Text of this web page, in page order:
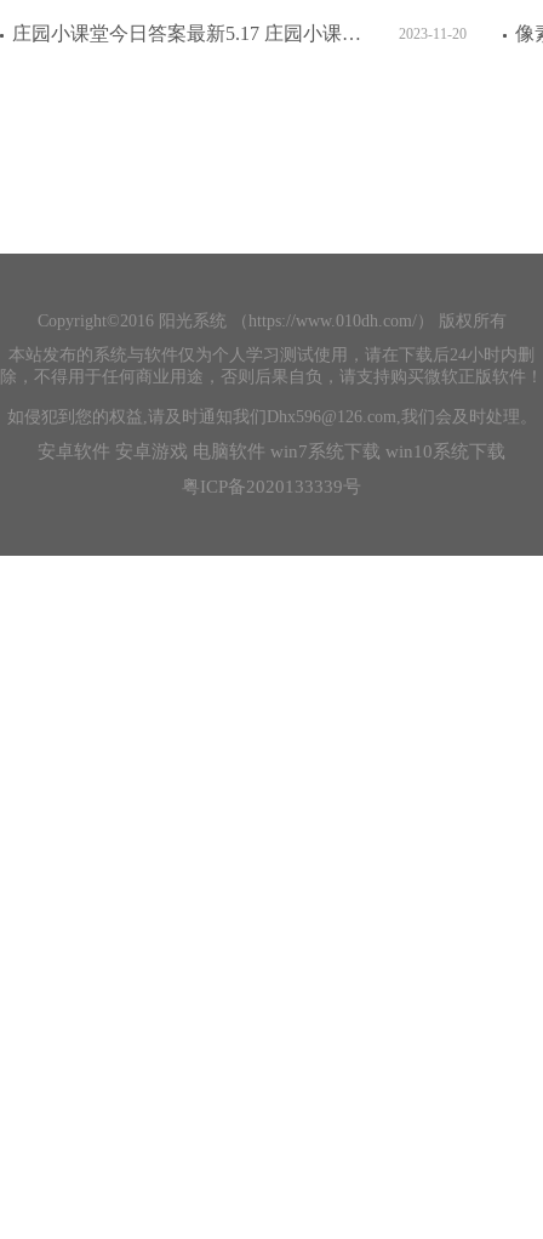
庄园小课堂今日答案最新5.17 庄园小课堂今日答案2023年5月17日 2023-11-20
Copyright©2016 阳光系统 （https://www.010dh.com/） 版权所有
本站发布的系统与软件仅为个人学习测试使用，请在下载后24小时内删
除，不得用于任何商业用途，否则后果自负，请支持购买微软正版软件！
如侵犯到您的权益,请及时通知我们Dhx596@126.com,我们会及时处理。
安卓软件 安卓游戏 电脑软件 win7系统下载 win10系统下载
粤ICP备2020133339号